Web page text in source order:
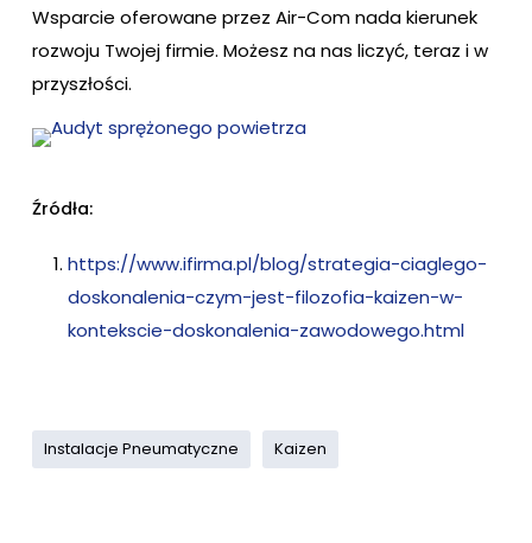
Wsparcie oferowane przez Air-Com nada kierunek
rozwoju Twojej firmie. Możesz na nas liczyć, teraz i w
przyszłości.
Źródła:
https://www.ifirma.pl/blog/strategia-ciaglego-
doskonalenia-czym-jest-filozofia-kaizen-w-
kontekscie-doskonalenia-zawodowego.html
Instalacje Pneumatyczne Kaizen